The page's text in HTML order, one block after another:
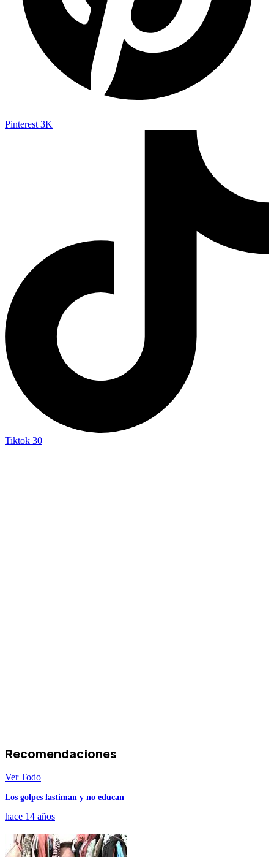
Pinterest 3K
Tiktok 30
Recomendaciones
Ver Todo
Los golpes lastiman y no educan
hace 14 años